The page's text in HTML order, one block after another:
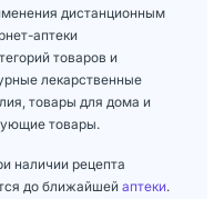
дистанционным
аптеки
товаров и
лекарственные
товары для дома и
товары.
наличии рецепта
до ближайшей аптеки.